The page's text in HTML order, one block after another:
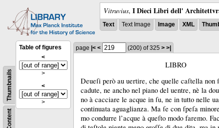
Vitruvius, I Dieci Libri dell'
Text Text Image Image XML
Content
Thumbnails
Table of figures
<
>
<
>
page |< < (200) of 325 > >|
LIBRO
Deueſi però au uertire, che quelle caſtella non
cadute, ne ancho nel piano del uentre, nè la
no à cacciare le acque in ſu, ne in tutto nelle
continuata aguaglianza. Ma ſe con ſpeſa
mo condurre l’acque à queſto modo faremo.